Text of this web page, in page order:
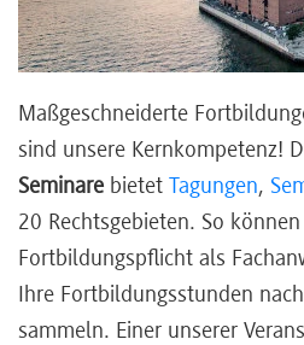
Referenten
Kontakt
Über
uns
Maßgeschneiderte
sind unsere Kernkompetenz!
Seminare bietet Tagungen,
20 Rechtsgebieten. So
Fortbildungspflicht als
Ihre Fortbildungsstunden
sammeln. Einer unserer